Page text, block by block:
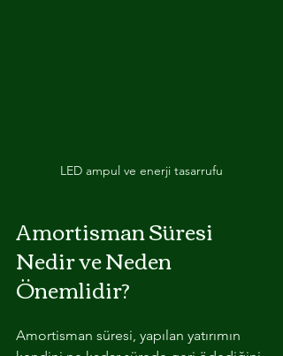
LED ampul ve enerji tasarrufu
Amortisman Süresi
Nedir ve Neden
Önemlidir?
Amortisman süresi, yapılan yatırımın